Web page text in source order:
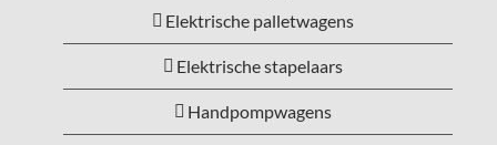
Elektrische palletwagens
Elektrische stapelaars
Handpompwagens